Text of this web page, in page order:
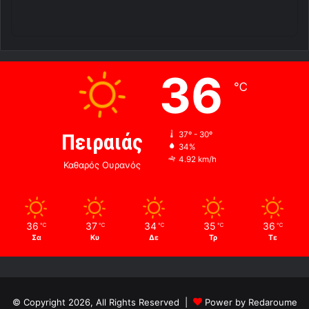
Πειραιάς
Καθαρός Ουρανός
36 ℃
37º - 30º
34%
4.92 km/h
36 ℃
Σα
37 ℃
Κυ
34 ℃
Δε
35 ℃
Τρ
36 ℃
Τε
© Copyright 2026, All Rights Reserved | Power by Redaroume